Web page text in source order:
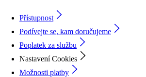
Přístupnost
Podívejte se, kam doručujeme
Poplatek za službu
Nastavení Cookies
Možnosti platby